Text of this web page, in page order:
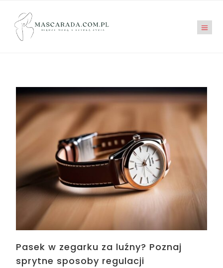
Pasek w zegarku za luźny? Poznaj
sprytne sposoby regulacji